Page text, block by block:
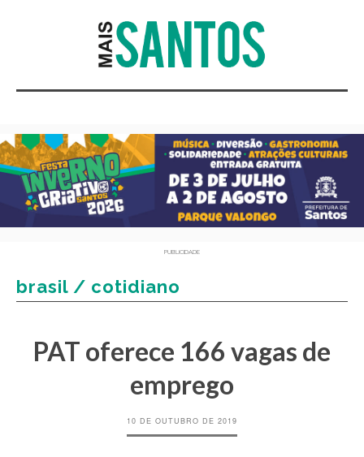
PUBLICIDADE
brasil / cotidiano
PAT oferece 166 vagas de
emprego
10 DE OUTUBRO DE 2019